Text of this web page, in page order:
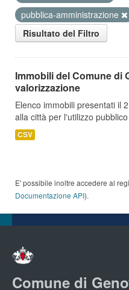
pubblica-amministrazione
Risultato del Filtro
Immobili del Comune di
valorizzazione
Elenco immobili presentati il
alla città per l'utilizzo
CSV
E' possibile inoltre accedere al
Documentazione API).
Comune di